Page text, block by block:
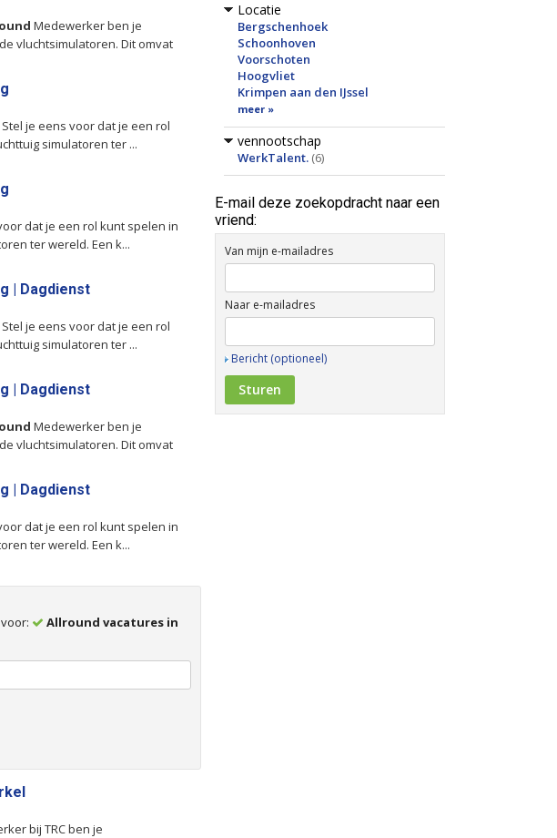
Locatie
Bergschenhoek
Schoonhoven
Voorschoten
Hoogvliet
Krimpen aan den IJssel
meer »
vennootschap
WerkTalent. (6)
E-mail deze zoekopdracht naar een
vriend:
Van mijn e-mailadres
Naar e-mailadres
Bericht (optioneel)
Medewerker ben je
vluchtsimulatoren. Dit omvat
je eens voor dat je een rol
simulatoren ter ...
dat je een rol kunt spelen in
ter wereld. Een k...
| Dagdienst
je eens voor dat je een rol
simulatoren ter ...
| Dagdienst
Medewerker ben je
vluchtsimulatoren. Dit omvat
| Dagdienst
dat je een rol kunt spelen in
ter wereld. Een k...
Allround vacatures in
bij TRC ben je